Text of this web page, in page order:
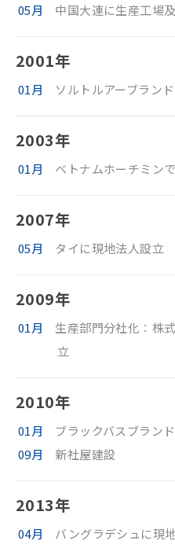
05月 中国大連に生産工場
2001年
01月 ソルトルアーブラン
2003年
01月 ベトナムホーチミン
2007年
05月 タイに現地法人設立
2009年
01月
生産部門分社化：株
立
2010年
01月
ブラックバスブラン
09月
新社屋建設
2013年
04月
バングラデシュに現